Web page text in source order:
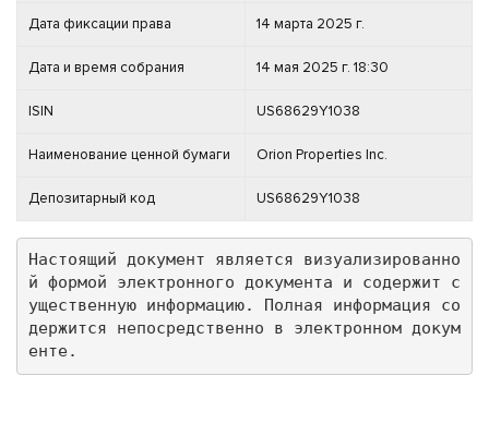
Дата фиксации права 14 марта 2025 г.
Дата и время собрания 14 мая 2025 г. 18:30
ISIN US68629Y1038
Наименование ценной бумаги Orion Properties Inc.
Депозитарный код US68629Y1038
Настоящий документ является визуализированно
й формой электронного документа и содержит с
ущественную информацию. Полная информация со
держится непосредственно в электронном докум
енте.